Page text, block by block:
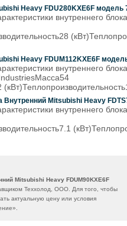
Heavy FDU280KXE6F модель
внутреннего
Heavy FDUM112KXE6F
внутреннего
Внутренний Mitsubishi Heavy
внутреннего
Mitsubishi Heavy FDUM90KXE6F
Теххолод, ООО. Для того, чтобы
актуальную цену или условия
».